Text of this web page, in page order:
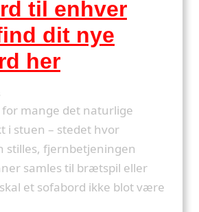
til enhver
dit nye
her
mange det naturlige
i stuen – stedet hvor
stilles, fjernbetjeningen
samles til brætspil eller
et sofabord ikke blot være